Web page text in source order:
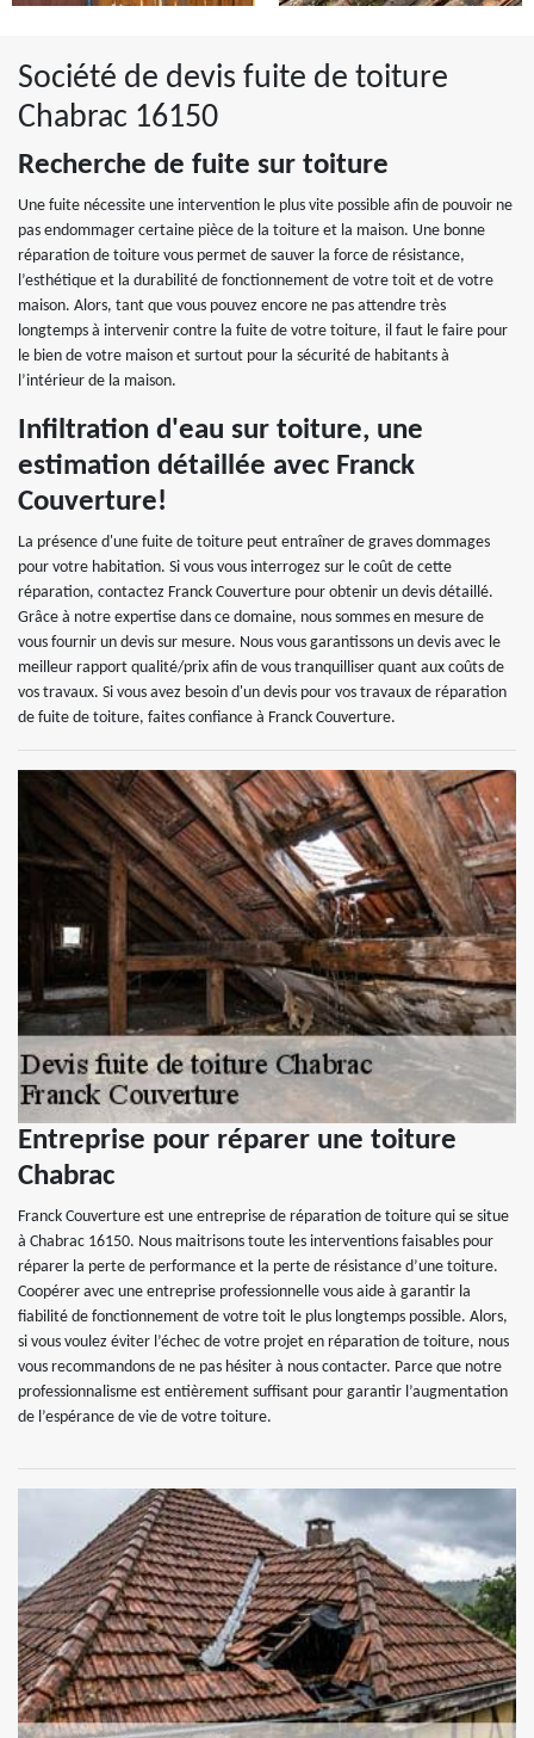
Société de devis fuite de toiture
Chabrac 16150
Recherche de fuite sur toiture
Une fuite nécessite une intervention le plus vite possible afin de pouvoir ne
pas endommager certaine pièce de la toiture et la maison. Une bonne
réparation de toiture vous permet de sauver la force de résistance,
l’esthétique et la durabilité de fonctionnement de votre toit et de votre
maison. Alors, tant que vous pouvez encore ne pas attendre très
longtemps à intervenir contre la fuite de votre toiture, il faut le faire pour
le bien de votre maison et surtout pour la sécurité de habitants à
l’intérieur de la maison.
Infiltration d'eau sur toiture, une
estimation détaillée avec Franck
Couverture!
La présence d'une fuite de toiture peut entraîner de graves dommages
pour votre habitation. Si vous vous interrogez sur le coût de cette
réparation, contactez Franck Couverture pour obtenir un devis détaillé.
Grâce à notre expertise dans ce domaine, nous sommes en mesure de
vous fournir un devis sur mesure. Nous vous garantissons un devis avec le
meilleur rapport qualité/prix afin de vous tranquilliser quant aux coûts de
vos travaux. Si vous avez besoin d'un devis pour vos travaux de réparation
de fuite de toiture, faites confiance à Franck Couverture.
Entreprise pour réparer une toiture
Chabrac
Franck Couverture est une entreprise de réparation de toiture qui se situe
à Chabrac 16150. Nous maitrisons toute les interventions faisables pour
réparer la perte de performance et la perte de résistance d’une toiture.
Coopérer avec une entreprise professionnelle vous aide à garantir la
fiabilité de fonctionnement de votre toit le plus longtemps possible. Alors,
si vous voulez éviter l’échec de votre projet en réparation de toiture, nous
vous recommandons de ne pas hésiter à nous contacter. Parce que notre
professionnalisme est entièrement suffisant pour garantir l’augmentation
de l’espérance de vie de votre toiture.